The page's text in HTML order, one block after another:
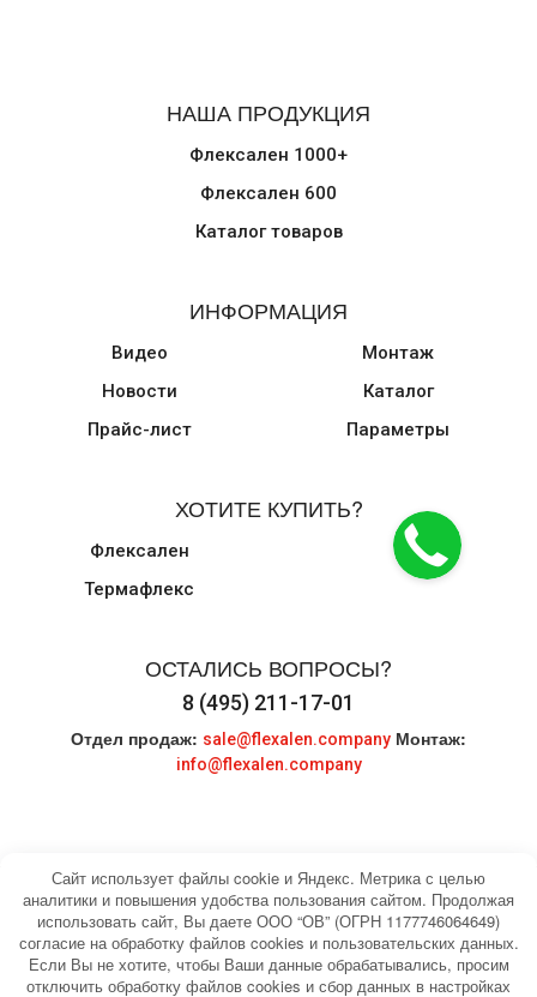
НАША ПРОДУКЦИЯ
Флексален 1000+
Флексален 600
Каталог товаров
ИНФОРМАЦИЯ
Видео
Новости
Прайс-лист
Монтаж
Каталог
Параметры
ХОТИТЕ КУПИТЬ?
Флексален
Термафлекс
ОСТАЛИСЬ ВОПРОСЫ?
8 (495) 211-17-01
Отдел продаж: sale@flexalen.company Монтаж:
info@flexalen.company
Карта сайта© 2004-2026 HEATING WATER. Все права
защищены.
Сайт использует файлы cookie и Яндекс. Метрика с целью
аналитики и повышения удобства пользования сайтом. Продолжая
использовать сайт, Вы даете ООО “ОВ” (ОГРН 1177746064649)
согласие на обработку файлов cookies и пользовательских данных.
Если Вы не хотите, чтобы Ваши данные обрабатывались, просим
отключить обработку файлов cookies и сбор данных в настройках